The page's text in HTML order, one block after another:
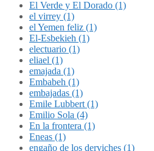
El Verde y El Dorado (1)
el virrey (1)
el Yemen feliz (1)
El-Esbekieh (1)
electuario (1)
eliael (1)
emajada (1)
Embabeh (1)
embajadas (1)
Emile Lubbert (1)
Emilio Sola (4)
En la frontera (1)
Eneas (1)
engaño de los derviches (1)